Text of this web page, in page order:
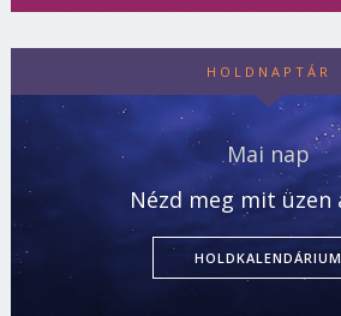
HOLDNAPTÁR
Mai nap
Nézd meg mit üzen
HOLDKALENDÁRIUM